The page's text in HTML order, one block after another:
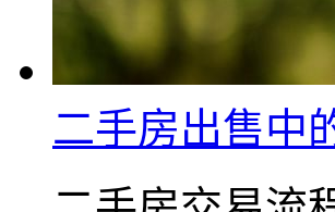
二手房出售中